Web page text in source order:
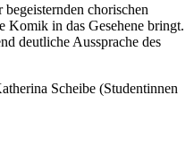
chorischen
Komik in das Gesehene bringt.
deutliche Aussprache des
Scheibe (Studentinnen